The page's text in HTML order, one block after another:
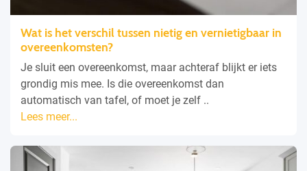
Wat is het verschil tussen nietig en vernietigbaar in
overeenkomsten?
Je sluit een overeenkomst, maar achteraf blijkt er iets
grondig mis mee. Is die overeenkomst dan
automatisch van tafel, of moet je zelf ..
Lees meer...